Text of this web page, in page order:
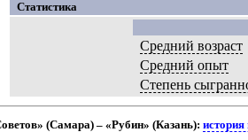
Статистика
Средний возраст
Средний опыт
Степень
(Самара) – «Рубин» (Казань):история